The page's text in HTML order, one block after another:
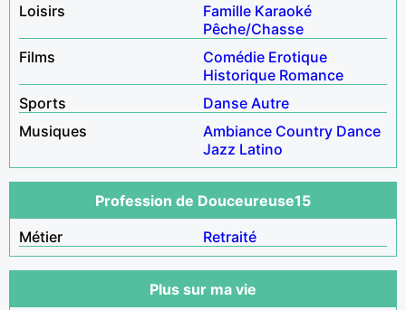
Loisirs
Famille Karaoké
Pêche/Chasse
Films
Comédie Erotique
Historique Romance
Sports
Danse Autre
Musiques
Ambiance Country Dance
Jazz Latino
Profession de Douceureuse15
Métier
Retraité
Plus sur ma vie